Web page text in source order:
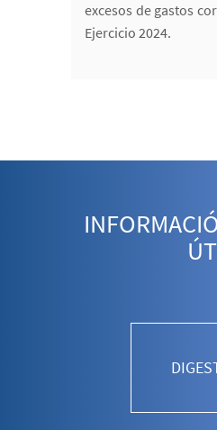
excesos de gastos
Ejercicio 2024.